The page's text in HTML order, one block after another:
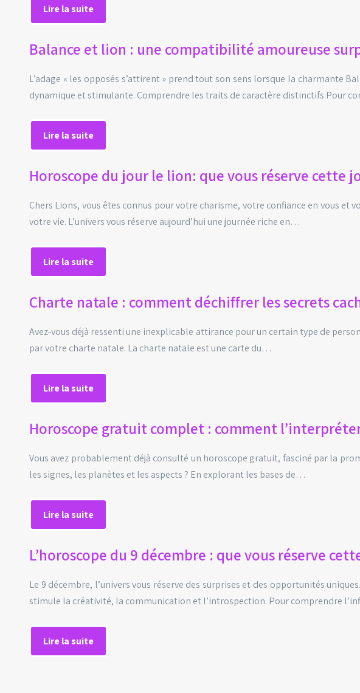
Lire la suite
Balance et lion : une compatibilité amoureuse
L’adage « les opposés s’attirent » prend tout son sens lorsque la charmante
dynamique et stimulante. Comprendre les traits de caractère distinctifs Pour
Lire la suite
Horoscope du jour le lion: que vous réserve cette
Chers Lions, vous êtes connus pour votre charisme, votre confiance en vous
votre vie. L’univers vous réserve aujourd’hui une journée riche en…
Lire la suite
Charte natale : comment déchiffrer les secrets
Avez-vous déjà ressenti une inexplicable attirance pour un certain type de
par votre charte natale. La charte natale est une carte du…
Lire la suite
Horoscope gratuit complet : comment
Vous avez probablement déjà consulté un horoscope gratuit, fasciné par la
les signes, les planètes et les aspects ? En explorant les bases de…
Lire la suite
L’horoscope du 9 décembre : que vous réserve
Le 9 décembre, l’univers vous réserve des surprises et des opportunités
stimule la créativité, la communication et l’introspection. Pour comprendre
Lire la suite